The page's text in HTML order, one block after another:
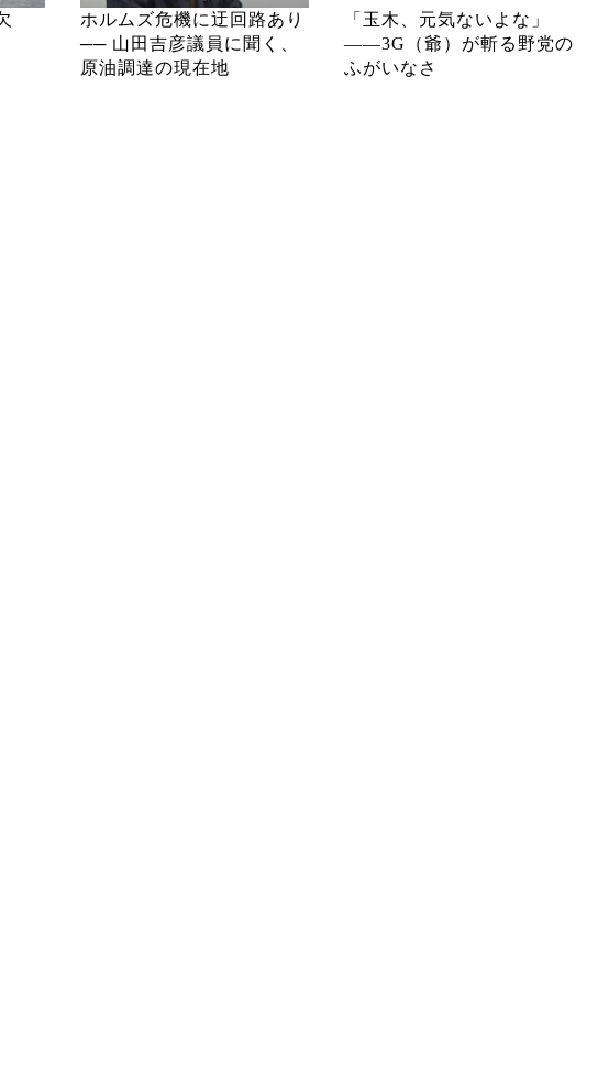
ホルムズ危機に迂回路あり
── 山田吉彦議員に聞く、
原油調達の現在地
「玉木、元気ないよな」
――3G（爺）が斬る野党の
ふがいなさ